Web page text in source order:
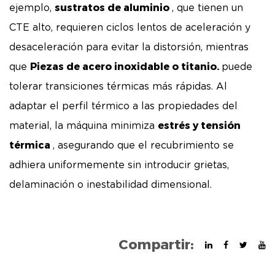
ejemplo, sustratos de aluminio , que tienen un
CTE alto, requieren ciclos lentos de aceleración y
desaceleración para evitar la distorsión, mientras
que Piezas de acero inoxidable o titanio. puede
tolerar transiciones térmicas más rápidas. Al
adaptar el perfil térmico a las propiedades del
material, la máquina minimiza estrés y tensión
térmica , asegurando que el recubrimiento se
adhiera uniformemente sin introducir grietas,
delaminación o inestabilidad dimensional.
Compartir: